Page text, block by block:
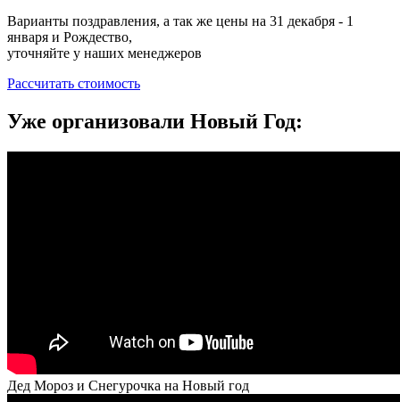
Варианты поздравления, а так же цены на 31 декабря - 1
января и Рождество,
уточняйте у наших менеджеров
Рассчитать стоимость
Уже организовали Новый Год:
Дед Мороз и Снегурочка на Новый год